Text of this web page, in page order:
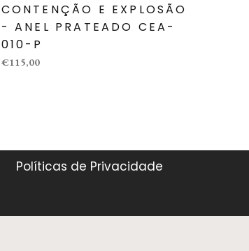
CONTENÇÃO E EXPLOSÃO
- ANEL PRATEADO CEA-
010-P
€115,00
Políticas de Privacidade